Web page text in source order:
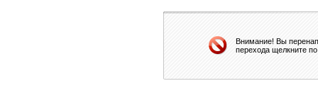
Внимание! Вы
перехода щелкните